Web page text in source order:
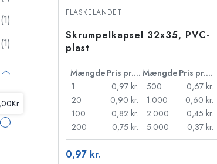
Plastflasker
(1)
(1)
FLASKELANDET
Skrumpelkapsel 32x35, PVC-
plast
Mængde Pris pr. stk. Mængde
Pris pr. stk.
1
0,97 kr.
20
0,90 kr.
100
0,82 kr.
200
0,75 kr.
500
0,67 kr.
1.000
0,60 kr.
2.000
0,45 kr.
5.000
0,37 kr.
0,97 kr.